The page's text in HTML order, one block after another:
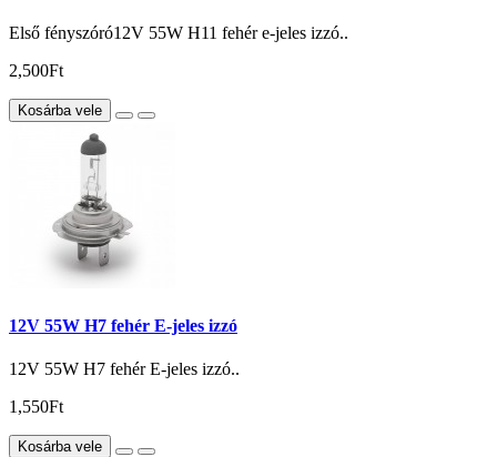
Első fényszóró12V 55W H11 fehér e-jeles izzó..
2,500Ft
Kosárba vele
12V 55W H7 fehér E-jeles izzó
12V 55W H7 fehér E-jeles izzó..
1,550Ft
Kosárba vele